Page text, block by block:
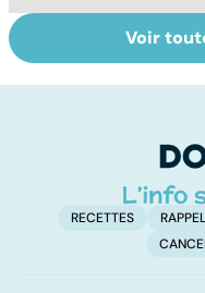
La tuberculose
pulmonaire
Voir
RECETTES